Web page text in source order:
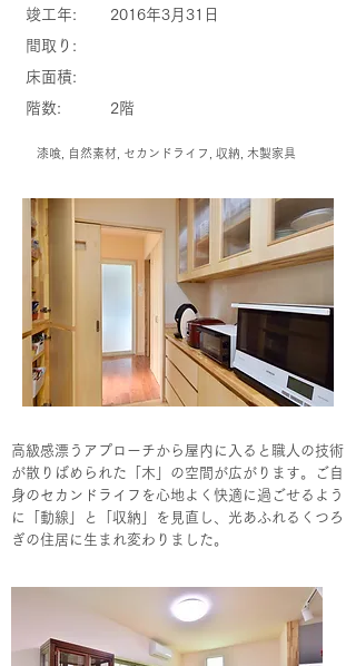
竣工年:
2016年3月31日
間取り:
床面積:
階数:
2階
漆喰, 自然素材, セカンドライフ, 収納, 木製家具
高級感漂うアプローチから屋内に入ると職人の技術
が散りばめられた「木」の空間が広がります。ご自
身のセカンドライフを心地よく快適に過ごせるよう
に「動線」と「収納」を見直し、光あふれるくつろ
ぎの住居に生まれ変わりました。